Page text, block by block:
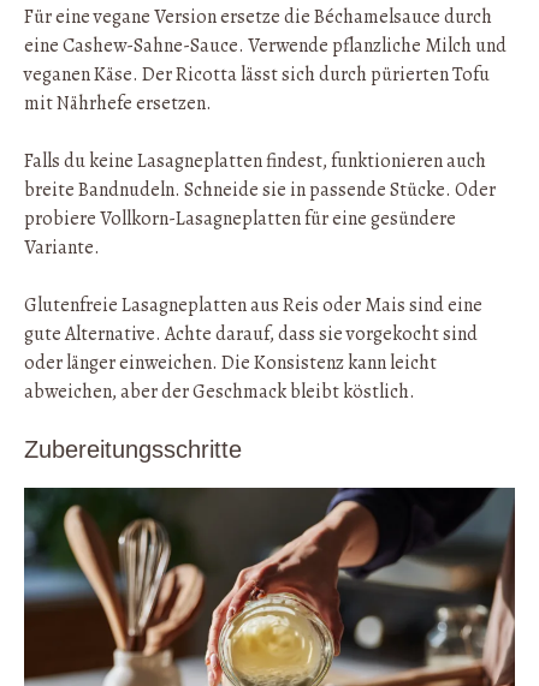
Für eine vegane Version ersetze die Béchamelsauce durch
eine Cashew-Sahne-Sauce. Verwende pflanzliche Milch und
veganen Käse. Der Ricotta lässt sich durch pürierten Tofu
mit Nährhefe ersetzen.
Falls du keine Lasagneplatten findest, funktionieren auch
breite Bandnudeln. Schneide sie in passende Stücke. Oder
probiere Vollkorn-Lasagneplatten für eine gesündere
Variante.
Glutenfreie Lasagneplatten aus Reis oder Mais sind eine
gute Alternative. Achte darauf, dass sie vorgekocht sind
oder länger einweichen. Die Konsistenz kann leicht
abweichen, aber der Geschmack bleibt köstlich.
Zubereitungsschritte